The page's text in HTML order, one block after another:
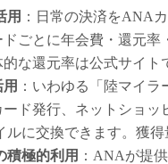
用 ：日常の決済をANA
ごとに年会費・還元
な還元率は公式サイト
：いわゆる「陸マイ
ド発行、ネットショ
ルに交換できます。獲
積極的利用 ：ANAが提